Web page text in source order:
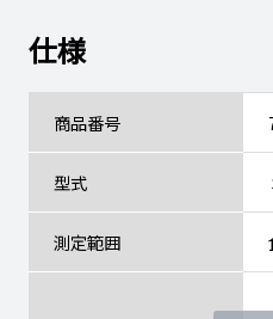
仕様
商品番号
型式
測定範囲